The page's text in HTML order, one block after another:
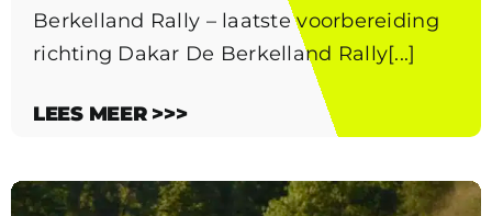
Berkelland Rally – laatste voorbereiding
richting Dakar De Berkelland Rally[...]
LEES MEER >>>